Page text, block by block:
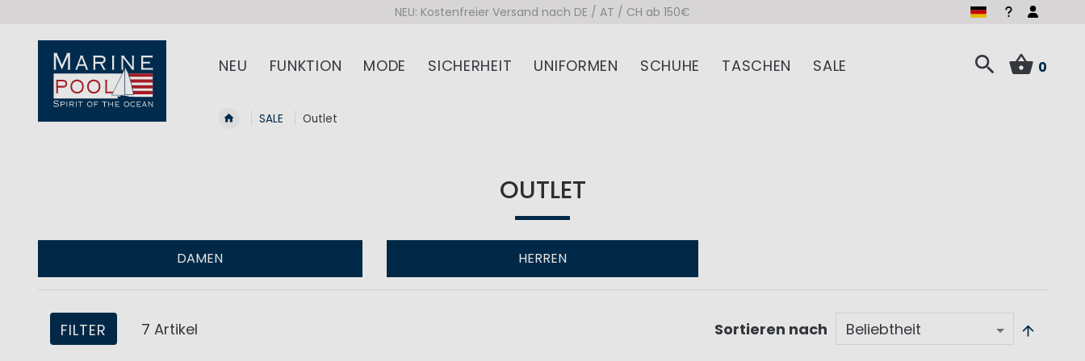
NEU: Kostenfreier Versand nach DE / AT / CH ab 150€
NEU FUNKTION MODE SICHERHEIT UNIFORMEN SCHUHE TASCHEN SALE 0
SALE Outlet
OUTLET
DAMEN HERREN
FILTER 7 Artikel Sortieren nach